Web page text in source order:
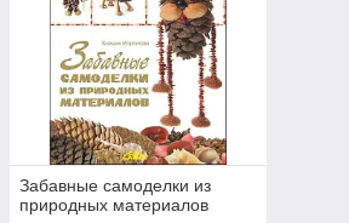
Забавные самоделки из
природных материалов